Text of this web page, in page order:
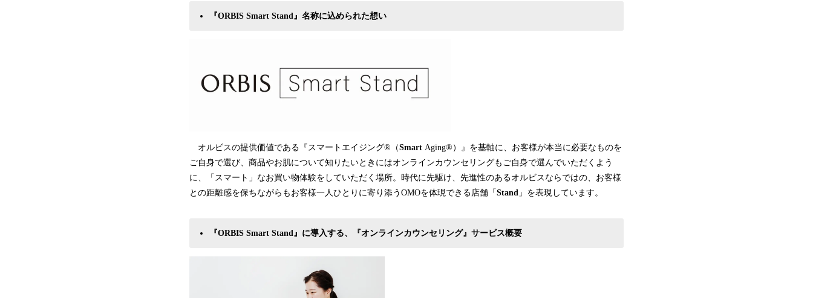
『ORBIS Smart Stand』名称に込められた想い
オルビスの提供価値である『スマートエイジング®（Smart Aging®）』を基軸に、お客様が本当に必要なものを
ご自身で選び、商品やお肌について知りたいときにはオンラインカウンセリングもご自身で選んでいただくよう
に、「スマート」なお買い物体験をしていただく場所。時代に先駆け、先進性のあるオルビスならではの、お客様
との距離感を保ちながらもお客様一人ひとりに寄り添うOMOを体現できる店舗「 Stand 」を表現しています。
『ORBIS Smart Stand』に導入する、『オンラインカウンセリング』サービス概要